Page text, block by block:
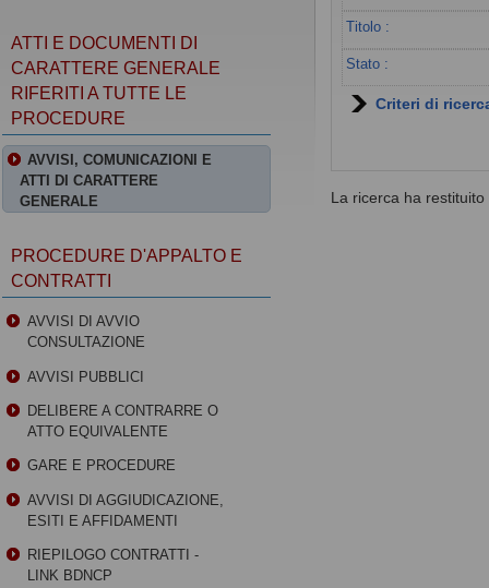
Titolo :
Stato :
Criteri di
La ricerca ha restituito
ATTI E DOCUMENTI DI
CARATTERE GENERALE
RIFERITI A TUTTE LE
PROCEDURE
AVVISI, COMUNICAZIONI E
ATTI DI CARATTERE
GENERALE
PROCEDURE D'APPALTO E
CONTRATTI
AVVISI DI AVVIO
CONSULTAZIONE
AVVISI PUBBLICI
DELIBERE A CONTRARRE O
ATTO EQUIVALENTE
GARE E PROCEDURE
AVVISI DI AGGIUDICAZIONE,
ESITI E AFFIDAMENTI
RIEPILOGO CONTRATTI -
LINK BDNCP